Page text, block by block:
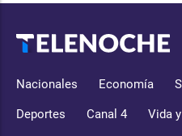
Nacionales Economía
Deportes Canal 4 Vida